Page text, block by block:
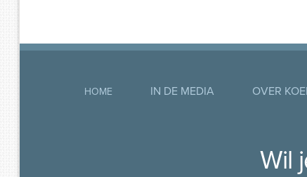
HOME IN DE MEDIA OVER
Wil